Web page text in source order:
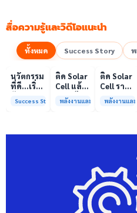
สื่อความรู้และวิดีโอแนะนำ
ทั้งหมด Success Story พ
00:10
นวัตกรรม
ที่ดี…เริ่ม
ความร่วม
Success Story
00:10
ติด Solar
Cell แล้ว
ลดค่าไฟ
ได้จริง
พลังงานและสิ่งแวดล้อม
00:08
ติด Solar
Cell ราคา
แพง แต่
ค่าไฟ
พลังงานแล